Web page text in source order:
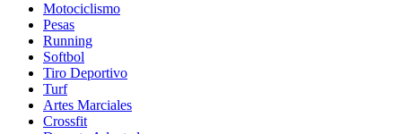
Motociclismo
Pesas
Running
Softbol
Tiro Deportivo
Turf
Artes Marciales
Crossfit